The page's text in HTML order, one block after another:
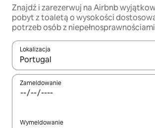
Znajdź i zarezerwuj na Airbnb
pobyt z toaletą o wysokości
potrzeb osób z niepełnosprawnościami
Lokalizacja
Gdy wyniki będą dostępne, możesz
Zameldowanie
Wymeldowanie